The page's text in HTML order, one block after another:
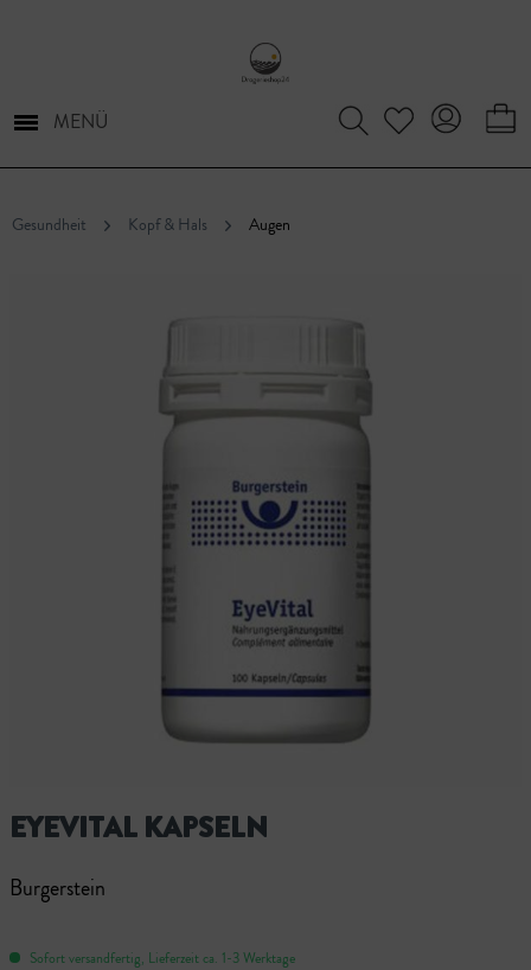
MENÜ
Gesundheit Kopf & Hals Augen
EYEVITAL KAPSELN
Burgerstein
Sofort versandfertig, Lieferzeit ca. 1-3 Werktage